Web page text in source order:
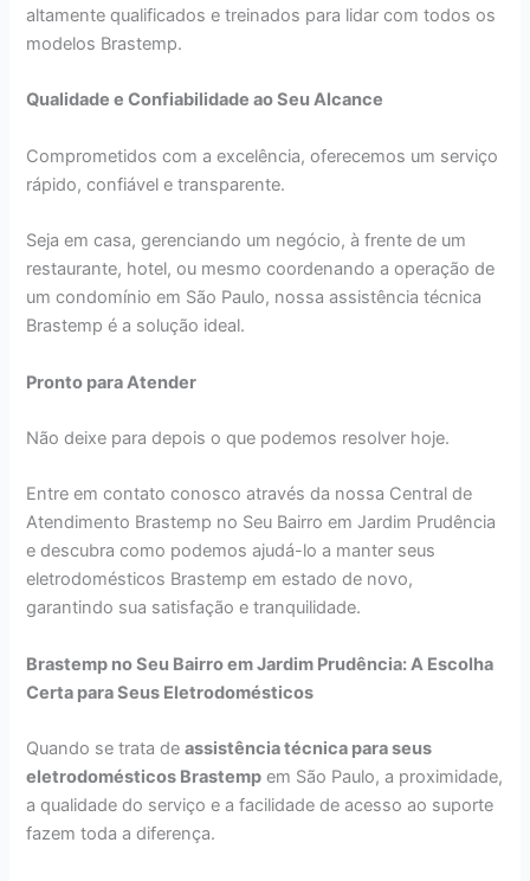
altamente qualificados e treinados para lidar com todos os
modelos Brastemp.
Qualidade e Confiabilidade ao Seu Alcance
Comprometidos com a excelência, oferecemos um serviço
rápido, confiável e transparente.
Seja em casa, gerenciando um negócio, à frente de um
restaurante, hotel, ou mesmo coordenando a operação de
um condomínio em São Paulo, nossa assistência técnica
Brastemp é a solução ideal.
Pronto para Atender
Não deixe para depois o que podemos resolver hoje.
Entre em contato conosco através da nossa Central de
Atendimento Brastemp no Seu Bairro em Jardim Prudência
e descubra como podemos ajudá-lo a manter seus
eletrodomésticos Brastemp em estado de novo,
garantindo sua satisfação e tranquilidade.
Brastemp no Seu Bairro em Jardim Prudência: A Escolha
Certa para Seus Eletrodomésticos
Quando se trata deassistência técnica para seus
eletrodomésticos Brastemp em São Paulo, a proximidade,
a qualidade do serviço e a facilidade de acesso ao suporte
fazem toda a diferença.